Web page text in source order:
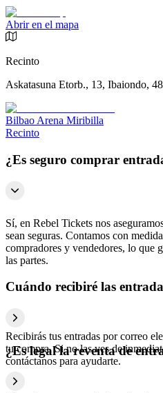
Abrir en el mapa
Recinto
Askatasuna Etorb., 13, Ibaiondo,
Bilbao Arena Miribilla
Recinto
¿Es seguro comprar
Sí, en Rebel Tickets nos
sean seguras. Contamos con
compradores y vendedores, lo que
las partes.
Cuándo recibiré las
Recibirás tus entradas por correo
tu compra. Si no las ves de
contáctanos para ayudarte.
¿Es legal la reventa de